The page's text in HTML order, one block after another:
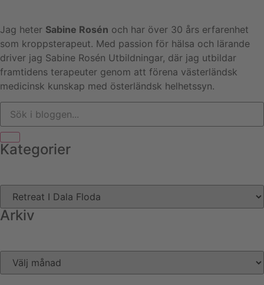
Jag heter Sabine Rosén och har över 30 års erfarenhet
som kroppsterapeut. Med passion för hälsa och lärande
driver jag Sabine Rosén Utbildningar, där jag utbildar
framtidens terapeuter genom att förena västerländsk
medicinsk kunskap med österländsk helhetssyn.
Kategorier
Arkiv